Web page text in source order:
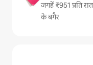
जगहें ₹951 प्रति
के बगैर